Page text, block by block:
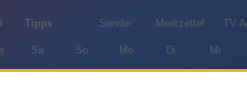
Tipps Sender Merkzettel TV-
Sa So Mo Di Mi